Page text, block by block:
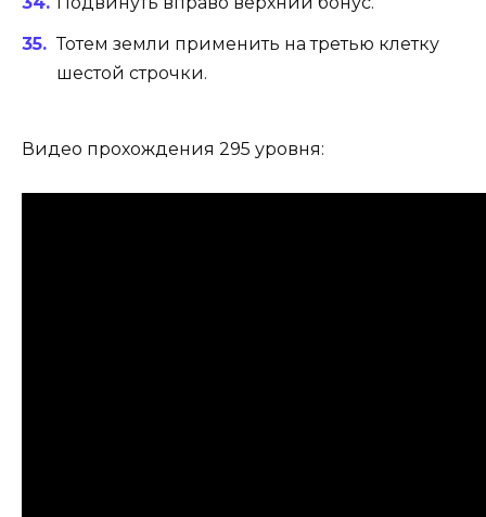
Тотем земли применить на третью клетку
шестой строчки.
Видео прохождения 295 уровня: